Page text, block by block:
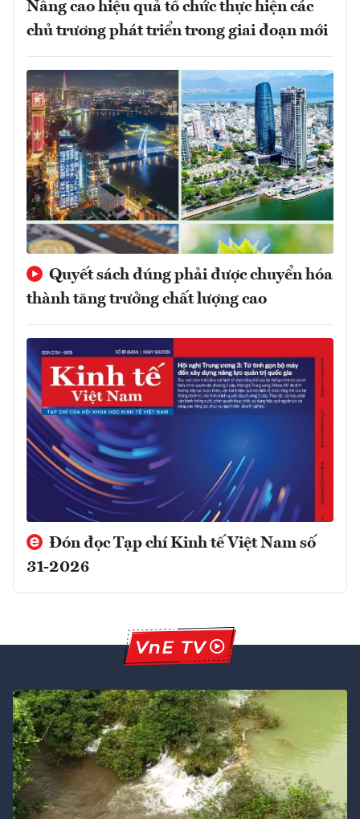
Nâng cao hiệu quả tổ chức thực hiện các
chủ trương phát triển trong giai đoạn mới
Quyết sách đúng phải được chuyển hóa
thành tăng trưởng chất lượng cao
Đón đọc Tạp chí Kinh tế Việt Nam số
31-2026